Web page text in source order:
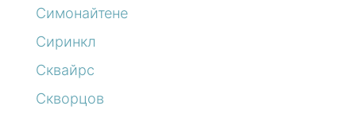
Симонайтене
Сиринкл
Сквайрс
Скворцов